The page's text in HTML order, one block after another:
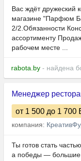
Вас ждёт дружеский
магазине "Парфюм
2/2.Обязанности
ассортименту
рабочем месте ...
rabota.by - найдена
Менеджер
от 1 500 до 1 700
компания:
Ты готов стать
а победы — большие